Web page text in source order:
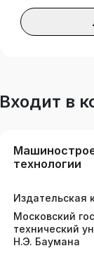
Входит в
технологии
Издательская
Московский
технический
Н.Э. Баумана